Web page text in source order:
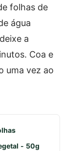
folhas de
água
a
Coa e
uma vez ao
- 50g